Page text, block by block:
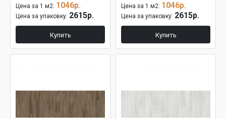
Цена за 1 м2: 1046р.
Цена за упаковку: 2615р.
Купить
Цена за 1 м2: 1046р.
Цена за упаковку: 2615р.
Купить